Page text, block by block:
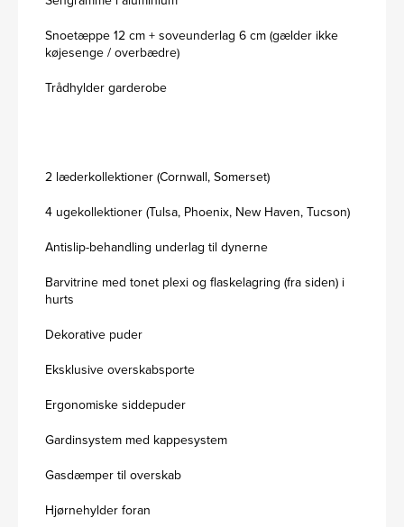
Snoetæppe 12 cm + soveunderlag 6 cm (gælder ikke
køjesenge / overbædre)
Trådhylder garderobe
2 læderkollektioner (Cornwall, Somerset)
4 ugekollektioner (Tulsa, Phoenix, New Haven, Tucson)
Antislip-behandling underlag til dynerne
Barvitrine med tonet plexi og flaskelagring (fra siden) i
hurts
Dekorative puder
Eksklusive overskabsporte
Ergonomiske siddepuder
Gardinsystem med kappesystem
Gasdæmper til overskab
Hjørnehylder foran